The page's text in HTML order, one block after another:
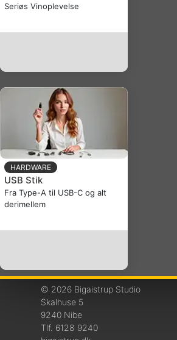
Seriøs Vinoplevelse
HARDWARE
USB Stik
Fra Type-A til USB-C og alt
derimellem
© 2026 Bigaistrup Studio
Skalhuse 5
9240 Nibe
Tlf. 6128 9240